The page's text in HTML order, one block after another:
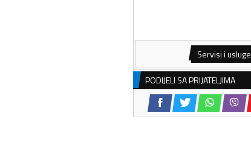
Servisi i usluge
PODIJELI SA PRIJATELJIMA